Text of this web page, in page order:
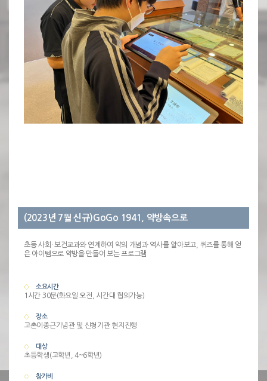
(2023년 7월 신규)GoGo 1941, 약방속으로
초등 사회· 보건교과와 연계하여 약의 개념과 역사를 알아보고, 퀴즈를 통해 얻
은 아이템으로 약방을 만들어 보는 프로그램
소요시간
1시간 30분(화요일 오전, 시간대 협의가능)
장소
고촌이종근기념관 및 신청기관 현지진행
대상
초등학생(고학년, 4~6학년)
참가비